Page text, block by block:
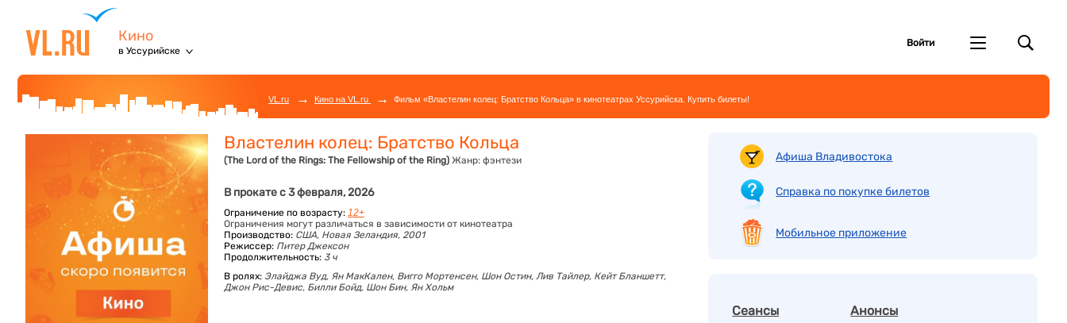
Кино
в Уссурийске
Войти
VL.ru → Кино на VL.ru → Фильм «Властелин колец: Братство Кольца» в кинотеатрах Уссурийска. Купить билеты!
Властелин колец: Братство Кольца
(The Lord of the Rings: The Fellowship of the Ring) Жанр: фэнтези
В прокате с 3 февраля, 2026
Ограничение по возрасту: 12+
Ограничения могут различаться в зависимости от кинотеатра
Производство: США, Новая Зеландия, 2001
Режиссер: Питер Джексон
Продолжительность: 3 ч
В ролях: Элайджа Вуд, Ян МакКален, Вигго Мортенсен, Шон Остин, Лив Тайлер, Кейт Бланшетт,
Джон Рис-Девис, Билли Бойд, Шон Бин, Ян Хольм
Афиша Владивостока
Справка по покупке билетов
Мобильное приложение
Сеансы Анонсы